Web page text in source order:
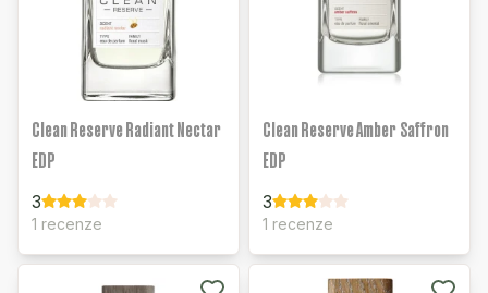
Clean Reserve Radiant Nectar
EDP
3
1 recenze
Clean Reserve Amber Saffron
EDP
3
1 recenze